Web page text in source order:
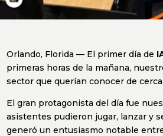
Orlando, Florida — El primer día de
primeras horas de la mañana,
sector que querían conocer de
El gran protagonista del día fue
asistentes pudieron jugar, lanzar y
generó un entusiasmo notable